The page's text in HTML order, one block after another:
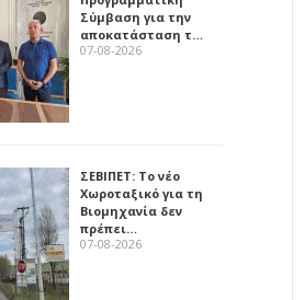
Σύμβαση για την
αποκατάσταση τ…
07-08-2026
ΣΕΒΙΠΕΤ: Το νέο
Χωροταξικό για τη
Βιομηχανία δεν
πρέπει…
07-08-2026